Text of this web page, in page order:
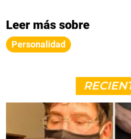
Leer más sobre
Personalidad